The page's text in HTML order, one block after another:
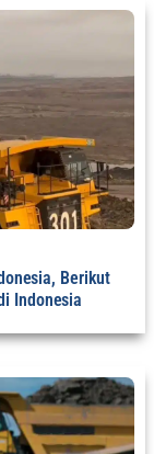
Berikut
Indonesia